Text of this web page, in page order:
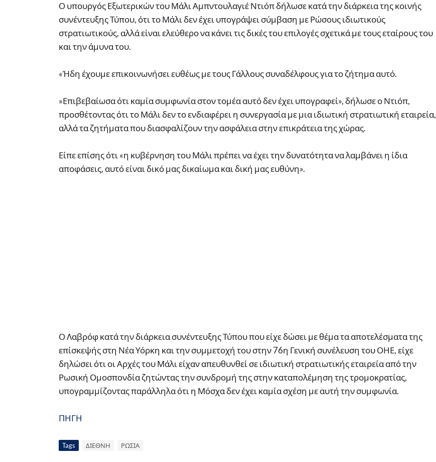
Ο υπουργός Εξωτερικών του Μάλι Αμπντουλαγιέ Ντιόπ δήλωσε κατά την διάρκεια της κοινής
συνέντευξης Τύπου, ότι το Μάλι δεν έχει υπογράψει σύμβαση με Ρώσους ιδιωτικούς
στρατιωτικούς, αλλά είναι ελεύθερο να κάνει τις δικές του επιλογές σχετικά με τους εταίρους του
και την άμυνα του.
«Ήδη έχουμε επικοινωνήσει ευθέως με τους Γάλλους συναδέλφους για το ζήτημα αυτό.
»Επιβεβαίωσα ότι καμία συμφωνία στον τομέα αυτό δεν έχει υπογραφεί», δήλωσε ο Ντιόπ,
προσθέτοντας ότι το Μάλι δεν το ενδιαφέρει η συνεργασία με μια ιδιωτική στρατιωτική εταιρεία,
αλλά τα ζητήματα που διασφαλίζουν την ασφάλεια στην επικράτεια της χώρας.
Είπε επίσης ότι «η κυβέρνηση του Μάλι πρέπει να έχει την δυνατότητα να λαμβάνει η ίδια
αποφάσεις, αυτό είναι δικό μας δικαίωμα και δική μας ευθύνη».
Ο Λαβρόφ κατά την διάρκεια συνέντευξης Τύπου που είχε δώσει με θέμα τα αποτελέσματα της
επίσκεψής στη Νέα Υόρκη και την συμμετοχή του στην 76η Γενική συνέλευση του ΟΗΕ, είχε
δηλώσει ότι οι Αρχές του Μάλι είχαν απευθυνθεί σε ιδιωτική στρατιωτικής εταιρεία από την
Ρωσική Ομοσπονδία ζητώντας την συνδρομή της στην καταπολέμηση της τρομοκρατίας,
υπογραμμίζοντας παράλληλα ότι η Μόσχα δεν έχει καμία σχέση με αυτή την συμφωνία.
ΠΗΓΗ
Tags ΔΙΕΘΝΗ ΡΩΣΙΑ